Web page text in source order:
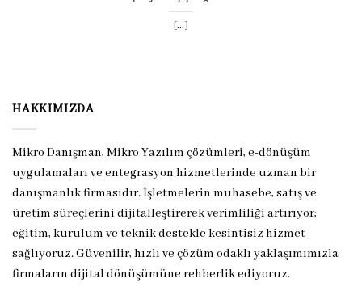
[...]
HAKKIMIZDA
Mikro Danışman, Mikro Yazılım çözümleri, e-dönüşüm
uygulamaları ve entegrasyon hizmetlerinde uzman bir
danışmanlık firmasıdır. İşletmelerin muhasebe, satış ve
üretim süreçlerini dijitalleştirerek verimliliği artırıyor;
eğitim, kurulum ve teknik destekle kesintisiz hizmet
sağlıyoruz. Güvenilir, hızlı ve çözüm odaklı yaklaşımımızla
firmaların dijital dönüşümüne rehberlik ediyoruz.